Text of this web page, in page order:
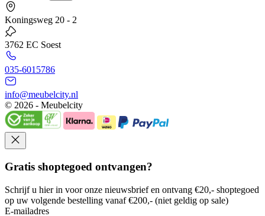
Koningsweg 20 - 2
3762 EC Soest
035-6015786
info@meubelcity.nl
© 2026 - Meubelcity
Gratis shoptegoed ontvangen?
Schrijf u hier in voor onze nieuwsbrief en ontvang €20,- shoptegoed
op uw volgende bestelling vanaf €200,- (niet geldig op sale)
E-mailadres